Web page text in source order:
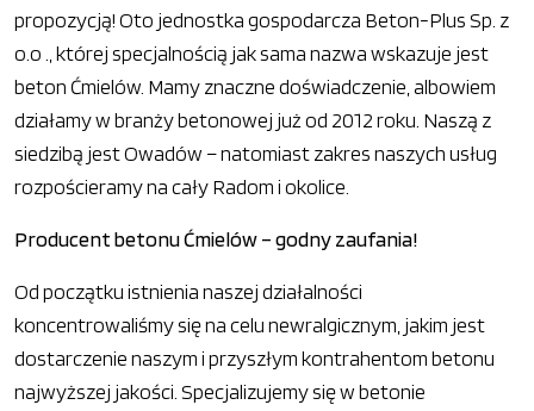
propozycją! Oto jednostka gospodarcza Beton-Plus Sp. z
o.o ., której specjalnością jak sama nazwa wskazuje jest
beton Ćmielów. Mamy znaczne doświadczenie, albowiem
działamy w branży betonowej już od 2012 roku. Naszą z
siedzibą jest Owadów – natomiast zakres naszych usług
rozpościeramy na cały Radom i okolice.
Producent betonu Ćmielów – godny zaufania!
Od początku istnienia naszej działalności
koncentrowaliśmy się na celu newralgicznym, jakim jest
dostarczenie naszym i przyszłym kontrahentom betonu
najwyższej jakości. Specjalizujemy się w betonie